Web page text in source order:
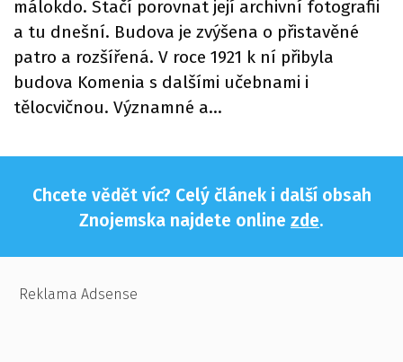
málokdo. Stačí porovnat její archivní fotografii
a tu dnešní. Budova je zvýšena o přistavěné
patro a rozšířená. V roce 1921 k ní přibyla
budova Komenia s dalšími učebnami i
tělocvičnou. Významné a…
Chcete vědět víc? Celý článek i další obsah
Znojemska najdete online zde.
Reklama Adsense